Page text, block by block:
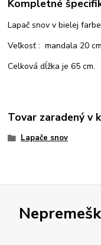
Kompletné
Lapač snov v bielej
Veľkosť : mandala 20
Celková dĺžka je 65 cm.
Tovar zaradený v
Lapače snov